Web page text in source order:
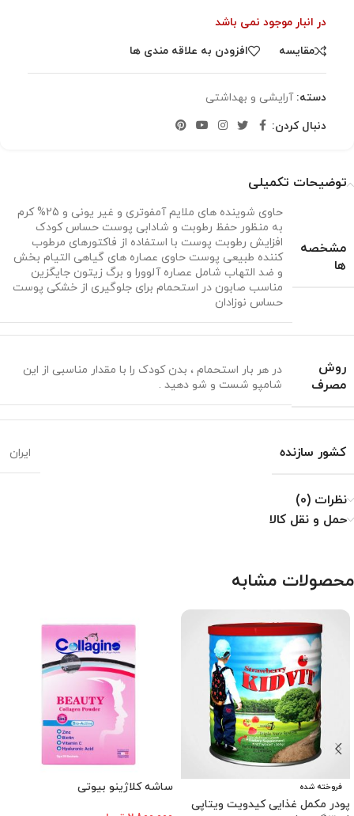
در انبار موجود نمی باشد
مقایسه
افزودن به علاقه مندی ها
دسته: آرایشی و بهداشتی
دنبال کردن:
توضیحات تکمیلی
مشخصه
ها
حاوی شوینده های ملایم آمفوتری و غیر یونی و 25% کرم
به منظور حفظ رطوبت و شادابی پوست حساس کودک
افزایش رطوبت پوست با استفاده از فاکتورهای مرطوب
کننده طبیعی پوست حاوی عصاره های گیاهی التیام بخش
و ضد التهاب شامل عصاره آلوورا و برگ زیتون جایگزین
مناسب صابون در استحمام برای جلوگیری از خشکی پوست
حساس نوزادان
روش
مصرف
در هر بار استحمام ، بدن کودک را با مقدار مناسبی از این
شامپو شست و شو دهید .
کشور سازنده ایران
نظرات (0)
حمل و نقل کالا
محصولات مشابه
فروخته شده
پودر مکمل غذایی کیدویت ویتاپی
ساشه کلاژینو بیوتی